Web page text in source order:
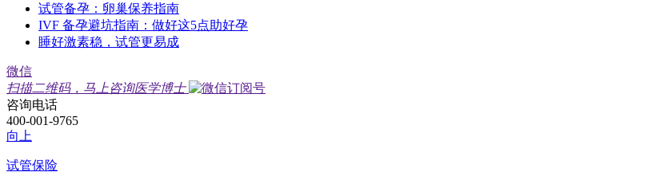
试管备孕：卵巢保养指南
IVF 备孕避坑指南：做好这5点助好孕
睡好激素稳，试管更易成
微信
扫描二维码，马上咨询医学博士
咨询电话
400-001-9765
向上
试管保险